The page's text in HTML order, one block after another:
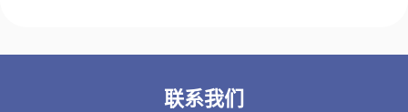
联系我们